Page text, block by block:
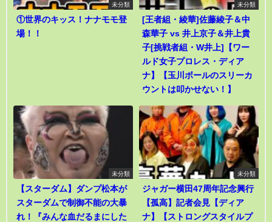
未分類
①世界のキッス！ナナモモ登
場！！
未分類
[王者組・綾華]佐藤綾子＆中
森華子 vs 井上京子＆井上貴
子[挑戦者組・W井上]【ワー
ルド女子プロレス・ディア
ナ】【玉川ボールのスリーカ
ウントは叩かせない！】
未分類
【スターダム】ダンプ松本が
スターダムで制御不能の大暴
れ！『みんな血だるまにした
未分類
ジャガー横田47周年記念興行
【孤高】記者会見【ディア
ナ】【ストロングスタイルプ